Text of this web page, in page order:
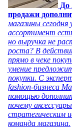
До
продажи
магазины
ассортимент
но выручка не
роста? В
прямо в чеке
умение
покупки. С
fashion-бизнеса
помощью
почему
стратегическим
команда магазина.